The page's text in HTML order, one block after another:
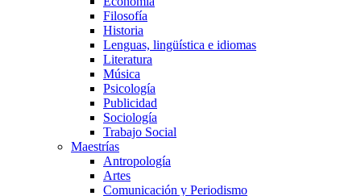
Filosofía
Historia
Lenguas, lingüística e idiomas
Literatura
Música
Psicología
Publicidad
Sociología
Trabajo Social
Maestrías
Antropología
Artes
Comunicación y Periodismo